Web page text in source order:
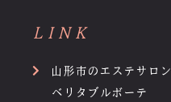
LINK
山形市のエステサロン
ベリタブルボーテ